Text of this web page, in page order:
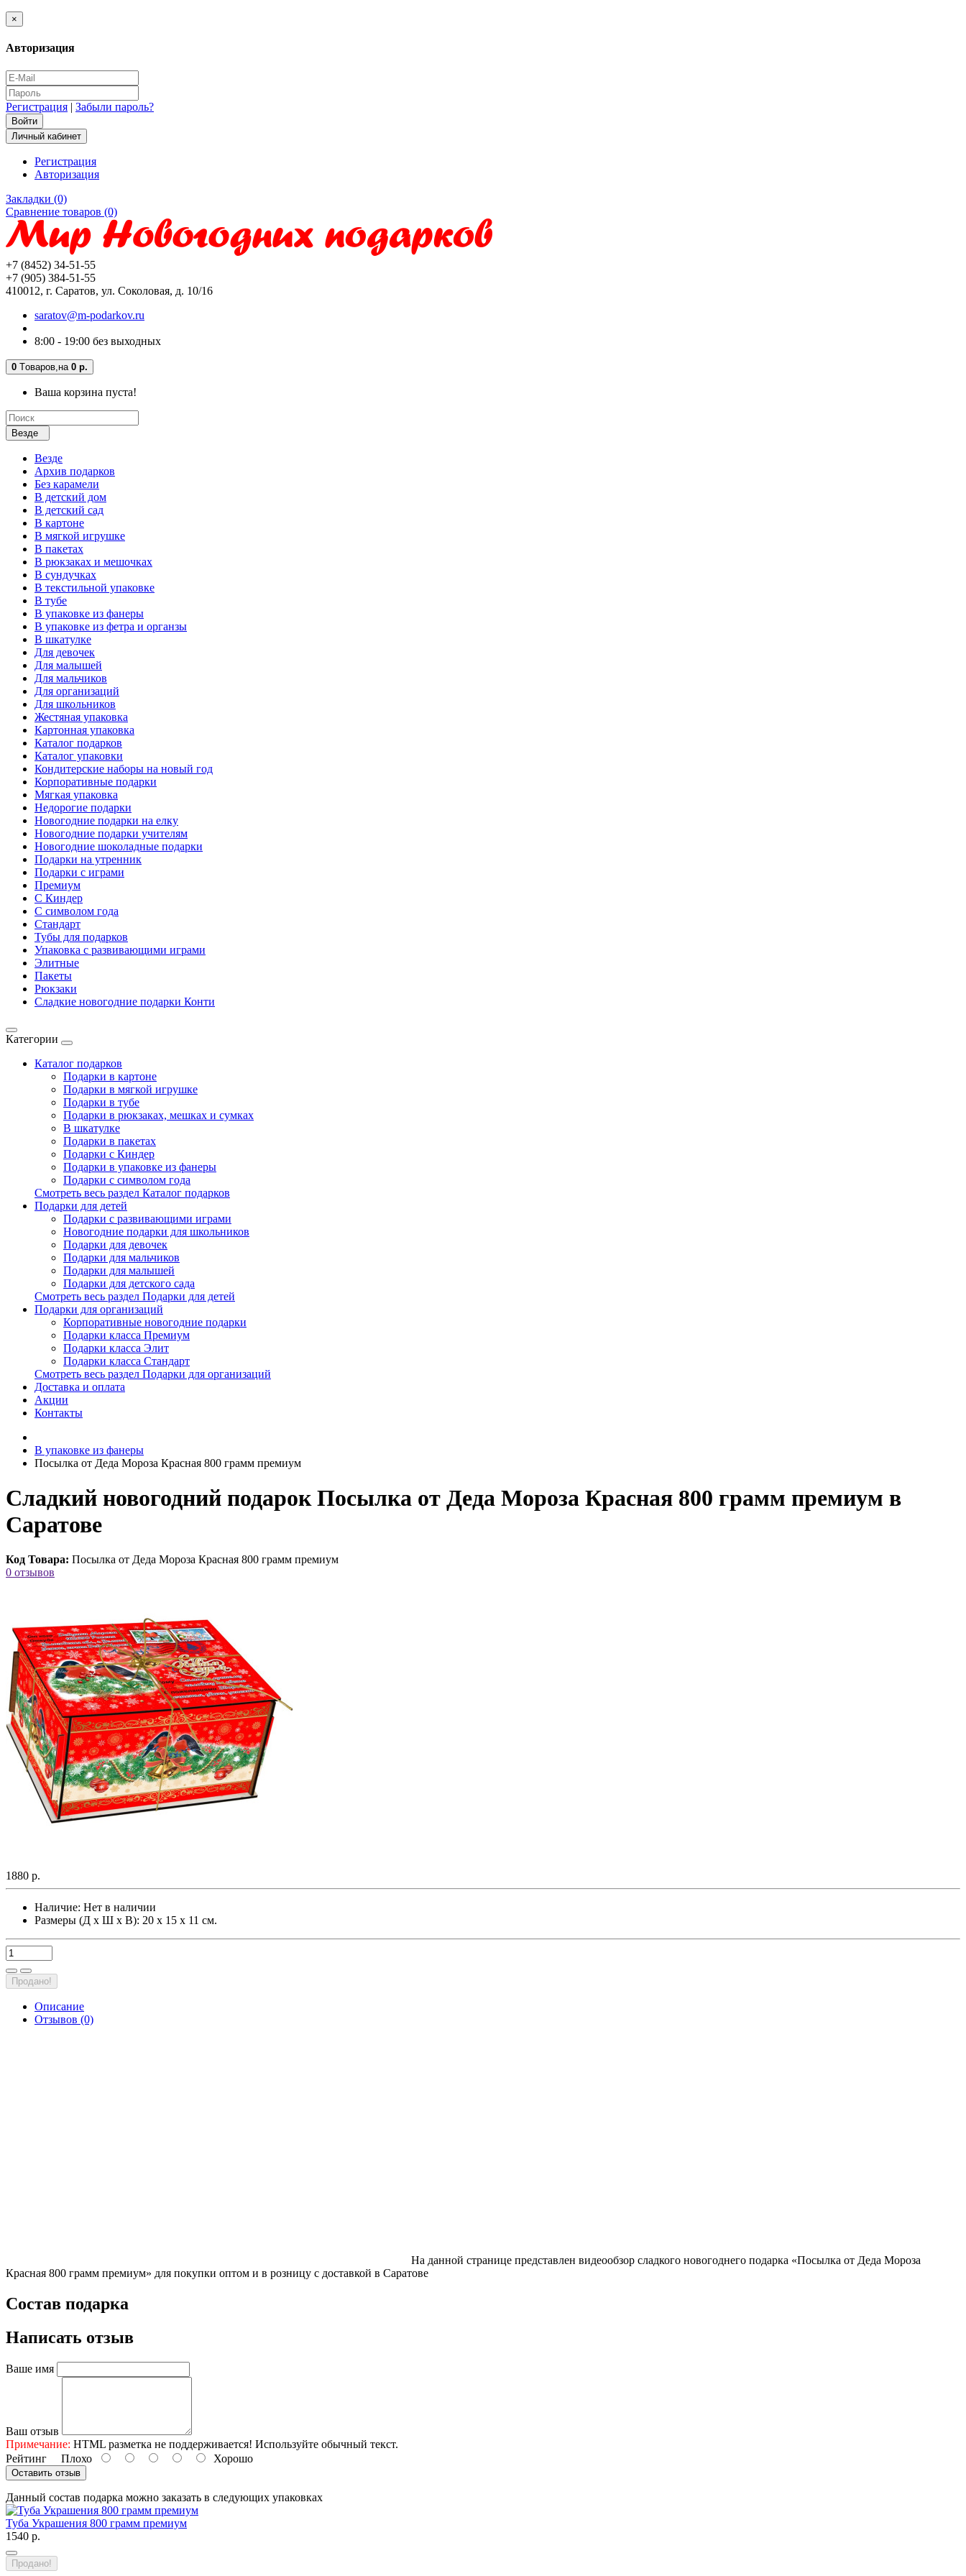
×
Авторизация
Регистрация | Забыли пароль?
Личный кабинет
Регистрация
Авторизация
Закладки (0)
Сравнение товаров (0)
+7 (8452) 34-51-55
+7 (905) 384-51-55
410012, г. Саратов, ул. Соколовая, д. 10/16
saratov@m-podarkov.ru
8:00 - 19:00 без выходных
0 Tоваров, на 0 р.
Ваша корзина пуста!
Везде
Везде
Архив подарков
Без карамели
В детский дом
В детский сад
В картоне
В мягкой игрушке
В пакетах
В рюкзаках и мешочках
В сундучках
В текстильной упаковке
В тубе
В упаковке из фанеры
В упаковке из фетра и органзы
В шкатулке
Для девочек
Для малышей
Для мальчиков
Для организаций
Для школьников
Жестяная упаковка
Картонная упаковка
Каталог подарков
Каталог упаковки
Кондитерские наборы на новый год
Корпоративные подарки
Мягкая упаковка
Недорогие подарки
Новогодние подарки на елку
Новогодние подарки учителям
Новогодние шоколадные подарки
Подарки на утренник
Подарки с играми
Премиум
С Киндер
С символом года
Стандарт
Тубы для подарков
Упаковка с развивающими играми
Элитные
Пакеты
Рюкзаки
Сладкие новогодние подарки Конти
Категории
Каталог подарков
Подарки в картоне
Подарки в мягкой игрушке
Подарки в тубе
Подарки в рюкзаках, мешках и сумках
В шкатулке
Подарки в пакетах
Подарки с Киндер
Подарки в упаковке из фанеры
Подарки с символом года
Смотреть весь раздел Каталог подарков
Подарки для детей
Подарки с развивающими играми
Новогодние подарки для школьников
Подарки для девочек
Подарки для мальчиков
Подарки для малышей
Подарки для детского сада
Смотреть весь раздел Подарки для детей
Подарки для организаций
Корпоративные новогодние подарки
Подарки класса Премиум
Подарки класса Элит
Подарки класса Стандарт
Смотреть весь раздел Подарки для организаций
Доставка и оплата
Акции
Контакты
В упаковке из фанеры
Посылка от Деда Мороза Красная 800 грамм премиум
Сладкий новогодний подарок Посылка от Деда Мороза Красная 800 грамм премиум в
Саратове
Код Товара: Посылка от Деда Мороза Красная 800 грамм премиум
0 отзывов
1880 р.
Наличие: Нет в наличии
Размеры (Д х Ш х В): 20 х 15 х 11 см.
Продано!
Описание
Отзывов (0)
На данной странице представлен видеообзор сладкого новогоднего подарка «Посылка от Деда Мороза
Красная 800 грамм премиум» для покупки оптом и в розницу с доставкой в Саратове
Состав подарка
Написать отзыв
Ваше имя
Ваш отзыв
Примечание: HTML разметка не поддерживается! Используйте обычный текст.
Рейтинг Плохо Хорошо
Оставить отзыв
Данный состав подарка можно заказать в следующих упаковках
Туба Украшения 800 грамм премиум
1540 р.
Продано!